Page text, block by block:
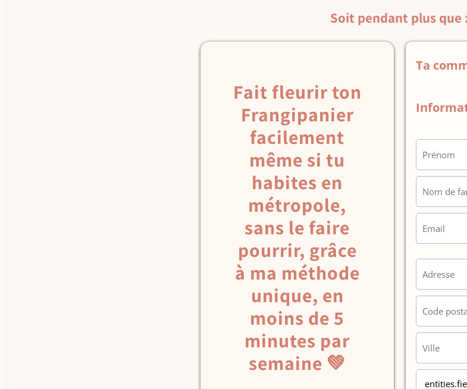
Soit pendant plus que
Fait fleurir ton
Frangipanier
facilement
même si tu
habites en
métropole,
sans le faire
pourrir, grâce
à ma méthode
unique, en
moins de 5
minutes par
semaine 💚
Ta